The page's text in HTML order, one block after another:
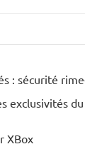
: sécurité
exclusivités
XBox